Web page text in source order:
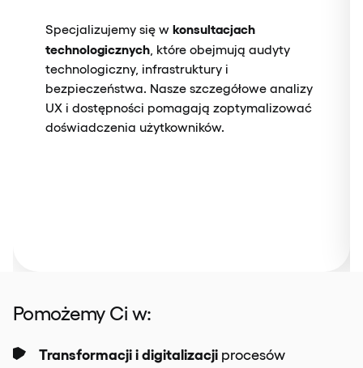
Specjalizujemy się w konsultacjach
technologicznych , które obejmują audyty
technologiczny, infrastruktury i
bezpieczeństwa. Nasze szczegółowe analizy
UX i dostępności pomagają zoptymalizować
doświadczenia użytkowników.
Pomożemy Ci w:
Transformacji i digitalizacji procesów